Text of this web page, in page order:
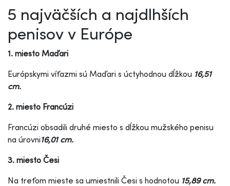
5 najväčších a najdlhších
penisov v Európe
1. miesto Maďari
Európskymi víťazmi sú Maďari s úctyhodnou dĺžkou 16,51
cm.
2. miesto Francúzi
Francúzi obsadili druhé miesto s dĺžkou mužského penisu
na úrovni16,01 cm.
3. miesto Česi
Na treťom mieste sa umiestnili Česi s hodnotou 15,89 cm.